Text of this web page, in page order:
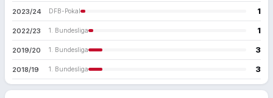
2023/24 DFB-Pokal 1
2022/23 1. Bundesliga 1
2019/20 1. Bundesliga 3
2018/19 1. Bundesliga 3